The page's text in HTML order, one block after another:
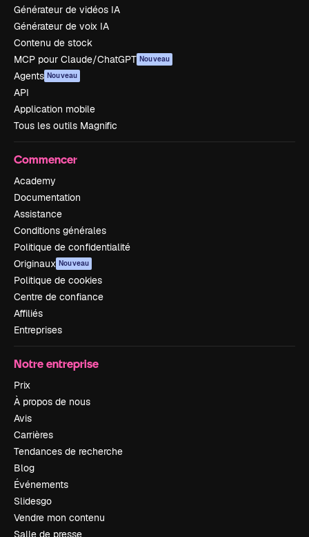
Générateur de vidéos IA
Générateur de voix IA
Contenu de stock
MCP pour Claude/ChatGPT Nouveau
Agents Nouveau
API
Application mobile
Tous les outils Magnific
Commencer
Academy
Documentation
Assistance
Conditions générales
Politique de confidentialité
Originaux Nouveau
Politique de cookies
Centre de confiance
Affiliés
Entreprises
Notre entreprise
Prix
À propos de nous
Avis
Carrières
Tendances de recherche
Blog
Événements
Slidesgo
Vendre mon contenu
Salle de presse